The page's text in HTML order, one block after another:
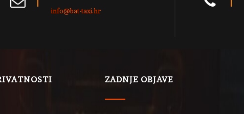
info@bat-taxi.hr
ZADNJE OBJAVE